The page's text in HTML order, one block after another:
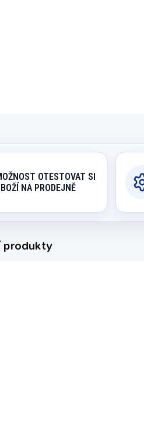
OTESTOVAT SI
NA PRODEJNĚ
produkty